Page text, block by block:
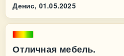
Денис, 01.05.2025
Отличная мебель.